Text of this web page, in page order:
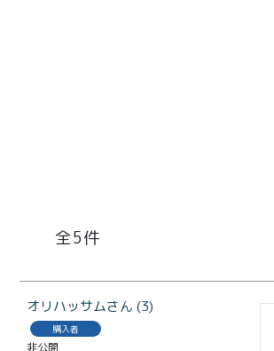
とろ生 ま
5
オリハッサム 3
購入者
非公開